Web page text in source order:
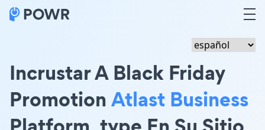
Incrustar A Black Friday
PromotionAtlast Business